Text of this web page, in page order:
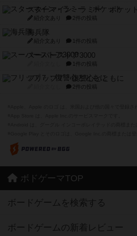
スターマイン・ラミー ポケット
紹介文あり 2件の投稿
海兵隊
紹介文あり 1件の投稿
スーパーストア3000
1件の投稿
フリップ７：復讐心とともに
2件の投稿
ボドゲーマTOP
ボードゲームを検索する
ボードゲームの新着レビュー